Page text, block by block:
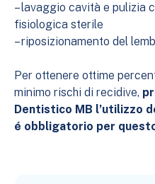
– lavaggio cavità e pulizia
fisiologica sterile
– riposizionamento del
Per ottenere ottime
minimo rischi di recidive,
Dentistico MB l’utilizzo
é obbligatorio per